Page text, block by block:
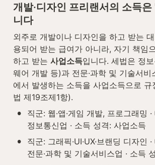
개발·디자인 프리랜서의 소득
니다
외주로 개발이나 디자인을 하고 받는
용되어 받는 급여가 아니라, 자기 책임
하고 받는 사업소득입니다. 세법은 정
웨어 개발 등)과 전문·과학 및 기술서비
에서 발생하는 소득을 사업소득으로 규
법 제19조제1항).
•
직군: 웹·앱·게임 개발, 프로그래밍
정보통신업 · 소득 성격: 사업소득
•
직군: 그래픽·UI·UX·브랜딩 디자인
전문·과학 및 기술서비스업 · 소득